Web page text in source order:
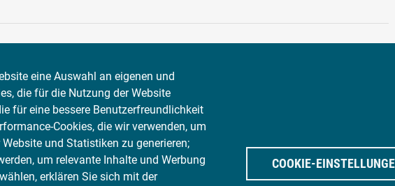
mit diesem Tool kalkulieren.
vom Betreiberflottenauftragscheck.degeladen. Bitte beachten Sie, dass hierbei Ihre persönlichen Daten
stimmen Sie der Datenerhebung zu. Weitere Informationen finden Sie unter
eine Auswahl an eigenen und
die für die Nutzung der Website
für eine bessere Benutzerfreundlichkeit
Cookies, die wir verwenden, um
und Statistiken zu generieren;
um relevante Inhalte und Werbung
erklären Sie sich mit der
COOKIE-